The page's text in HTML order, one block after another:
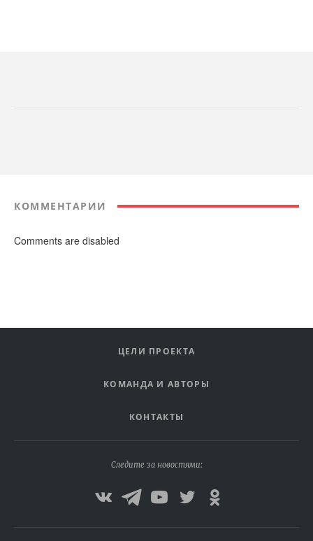
КОММЕНТАРИИ
Comments are disabled
ЦЕЛИ ПРОЕКТА
КОМАНДА И АВТОРЫ
КОНТАКТЫ
Следите за новостями: